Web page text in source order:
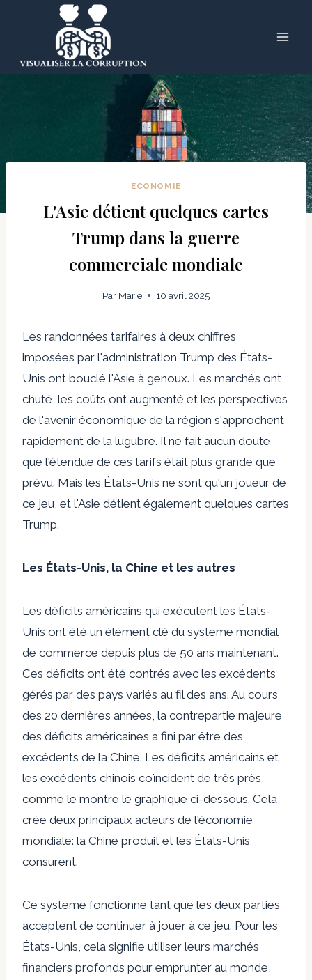
ECONOMIE
L'Asie détient quelques cartes
Trump dans la guerre
commerciale mondiale
Par Marie 10 avril 2025
Les randonnées tarifaires à deux chiffres
imposées par l'administration Trump des États-
Unis ont bouclé l'Asie à genoux. Les marchés ont
chuté, les coûts ont augmenté et les perspectives
de l'avenir économique de la région s'approchent
rapidement de la lugubre. Il ne fait aucun doute
que l'étendue de ces tarifs était plus grande que
prévu. Mais les États-Unis ne sont qu'un joueur de
ce jeu, et l'Asie détient également quelques cartes
Trump.
Les États-Unis, la Chine et les autres
Les déficits américains qui exécutent les États-
Unis ont été un élément clé du système mondial
de commerce depuis plus de 50 ans maintenant.
Ces déficits ont été contrés avec les excédents
gérés par des pays variés au fil des ans. Au cours
des 20 dernières années, la contrepartie majeure
des déficits américaines a fini par être des
excédents de la Chine. Les déficits américains et
les excédents chinois coïncident de très près,
comme le montre le graphique ci-dessous. Cela
crée deux principaux acteurs de l'économie
mondiale: la Chine produit et les États-Unis
consurent.
Ce système fonctionne tant que les deux parties
acceptent de continuer à jouer à ce jeu. Pour les
États-Unis, cela signifie utiliser leurs marchés
financiers profonds pour emprunter au monde,